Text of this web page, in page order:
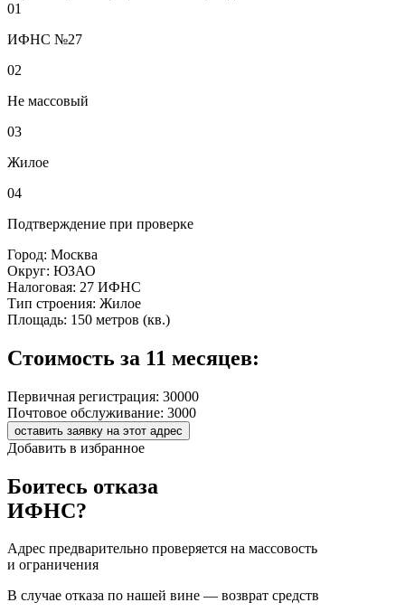
01
ИФНС №27
02
Не массовый
03
Жилое
04
Подтверждение при проверке
Город: Москва
Округ: ЮЗАО
Налоговая: 27 ИФНС
Тип строения: Жилое
Площадь: 150 метров (кв.)
Стоимость за 11 месяцев:
Первичная регистрация: 30000
Почтовое обслуживание: 3000
оставить заявку на этот адрес
Добавить в избранное
Боитесь отказа
ИФНС?
Адрес предварительно проверяется на массовость
и ограничения
В случае отказа по нашей вине — возврат средств